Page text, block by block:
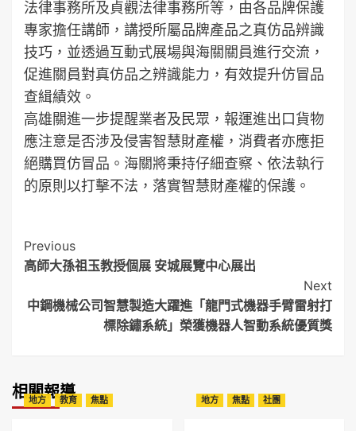
法律事務所及貞觀法律事務所等，由各品牌保護
專家擔任講師，講授所屬品牌產品之真仿品辨識
技巧，並透過互動式展場與海關關員進行交流，
促進關員對真仿品之辨識能力，有效提升仿冒品
查緝績效。
高雄關進一步提醒業者及民眾，報運進出口貨物
應注意是否涉及侵害智慧財產權，消費者亦應拒
絕購買仿冒品。海關將秉持仔細查察、依法執行
的原則以打擊不法，落實智慧財產權的保護。
Post
Navigation
Previous
高師大孫祖玉教授個展 安城展覽中心展出
Next
中鋼機械公司智慧製造大躍進「龍門式機器手臂雷射打
標除鏽系統」榮獲機器人智動系統優質獎
相關報導
地方 教育 焦點 地方 焦點 社團